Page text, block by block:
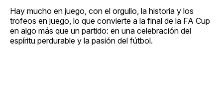
Hay mucho en juego, con el orgullo, la historia y los
trofeos en juego, lo que convierte a la final de la FA Cup
en algo más que un partido: en una celebración del
espíritu perdurable y la pasión del fútbol.